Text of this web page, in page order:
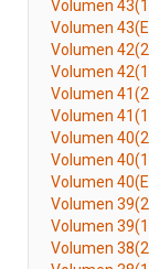
Volumen
Volumen
Volumen
Volumen
Volumen
Volumen
Volumen
Volumen
Volumen
Volumen
Volumen
Volumen